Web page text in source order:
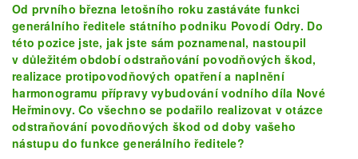
Od prvního března letošního roku zastáváte funkci
generálního ředitele státního podniku Povodí Odry. Do
této pozice jste, jak jste sám poznamenal, nastoupil
v důležitém období odstraňování povodňových škod,
realizace protipovodňových opatření a naplnění
harmonogramu přípravy vybudování vodního díla Nové
Heřminovy. Co všechno se podařilo realizovat v otázce
odstraňování povodňových škod od doby vašeho
nástupu do funkce generálního ředitele?